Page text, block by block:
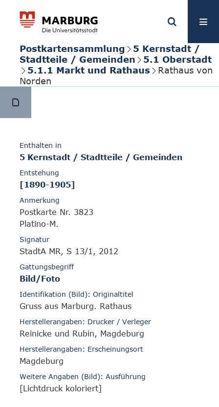
Postkartensammlung
5 Kernstadt /
Stadtteile / Gemeinden
5.1 Oberstadt
5.1.1 Markt und Rathaus
Rathaus von
Norden
Enthalten in
5 Kernstadt / Stadtteile / Gemeinden
Entstehung
[1890-1905]
Anmerkung
Postkarte Nr. 3823
Platino-M.
Signatur
StadtA MR, S 13/1, 2012
Gattungsbegriff
Bild/Foto
Identifikation (Bild): Originaltitel
Gruss aus Marburg. Rathaus
Herstellerangaben: Drucker / Verleger
Reinicke und Rubin, Magdeburg
Herstellerangaben: Erscheinungsort
Magdeburg
Weitere Angaben (Bild): Ausführung
[Lichtdruck koloriert]